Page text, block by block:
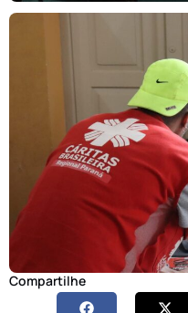
Compartilhe